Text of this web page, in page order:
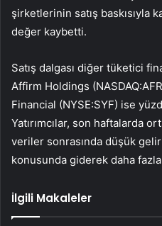
şirketlerinin satış baskısıyla
değer kaybetti.
Satış dalgası diğer tüketici
Affirm Holdings
Financial (NYSE:SYF) ise
Yatırımcılar, son haftalarda
veriler sonrasında düşük
konusunda giderek daha
İlgili Makaleler